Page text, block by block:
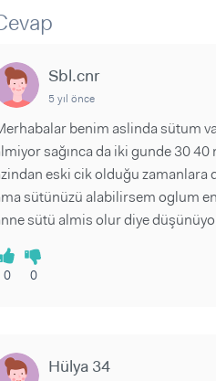
Sbl.cnr
5 yıl önce
benim aslinda sütum
sağınca da iki gunde 30
eski cik olduğu
sütünüzü alabilirsem oglum
sütü almis olur diye
0 0
Hülya 34